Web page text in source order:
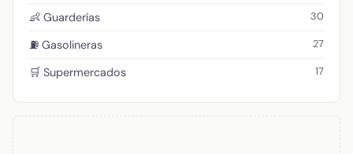
👶 Guarderías 30
⛽ Gasolineras 27
🛒 Supermercados 17